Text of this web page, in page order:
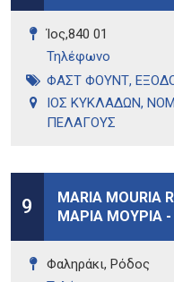
Ίος,840 01
Τηλέφωνo
ΦΑΣΤ ΦΟΥΝΤ,
ΙΟΣ ΚΥΚΛΑΔΩΝ,
ΠΕΛΑΓΟΥΣ
9
MARIA MOURIA
ΜΑΡΙΑ ΜΟΥΡΙΑ
Φαληράκι, Ρόδος